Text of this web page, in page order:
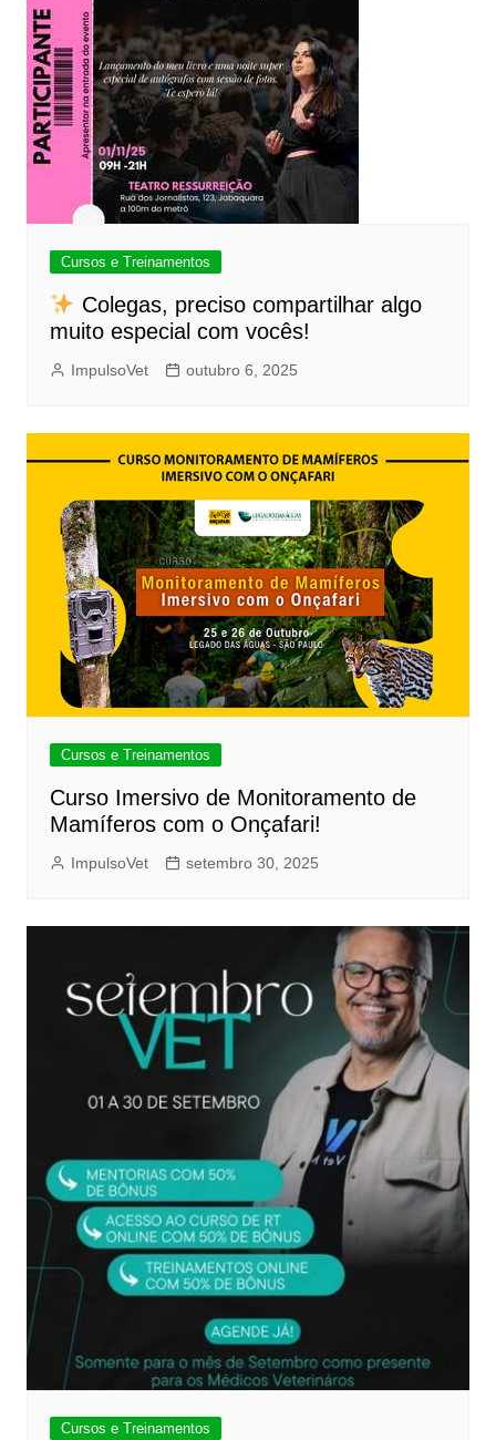
Cursos e Treinamentos
Colegas, preciso compartilhar algo
muito especial com vocês!
ImpulsoVet outubro 6, 2025
Cursos e Treinamentos
Curso Imersivo de Monitoramento de
Mamíferos com o Onçafari!
ImpulsoVet setembro 30, 2025
Cursos e Treinamentos